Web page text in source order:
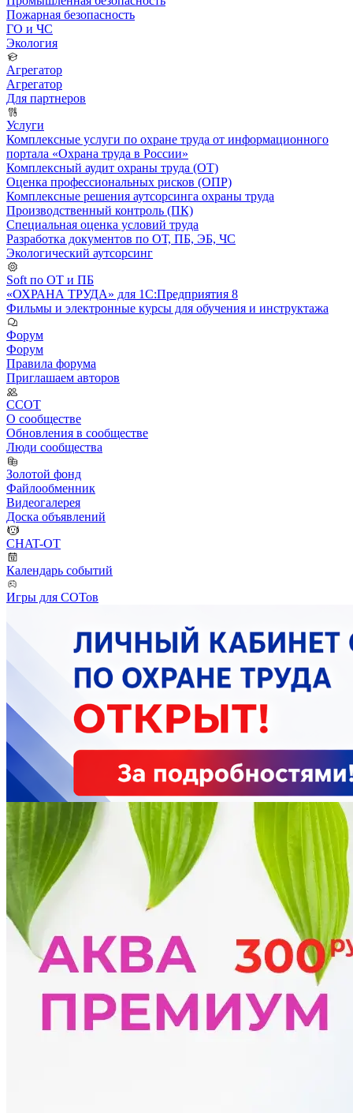
Пожарная безопасность
ГО и ЧС
Экология
Агрегатор
Агрегатор
Для партнеров
Услуги
Комплексные услуги по охране труда от информационного
портала «Охрана труда в России»
Комплексный аудит охраны труда (ОТ)
Оценка профессиональных рисков (ОПР)
Комплексные решения аутсорсинга охраны труда
Производственный контроль (ПК)
Специальная оценка условий труда
Разработка документов по ОТ, ПБ, ЭБ, ЧС
Экологический аутсорсинг
Soft по ОТ и ПБ
«ОХРАНА ТРУДА» для 1С:Предприятия 8
Фильмы и электронные курсы для обучения и инструктажа
Форум
Форум
Правила форума
Приглашаем авторов
ССОТ
О сообществе
Обновления в сообществе
Люди сообщества
Золотой фонд
Файлообменник
Видеогалерея
Доска объявлений
CHAT-OT
Календарь событий
Игры для СОТов